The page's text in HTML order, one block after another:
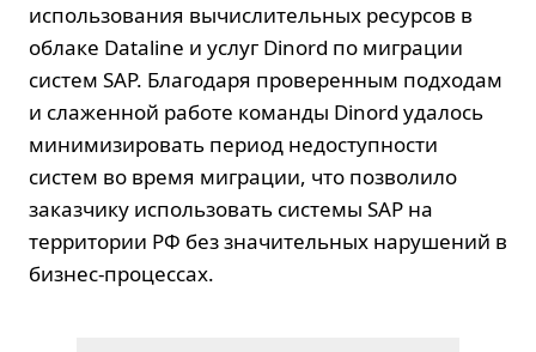
использования вычислительных ресурсов в
облаке Dataline и услуг Dinord по миграции
систем SAP. Благодаря проверенным подходам
и слаженной работе команды Dinord удалось
минимизировать период недоступности
систем во время миграции, что позволило
заказчику использовать системы SAP на
территории РФ без значительных нарушений в
бизнес-процессах.